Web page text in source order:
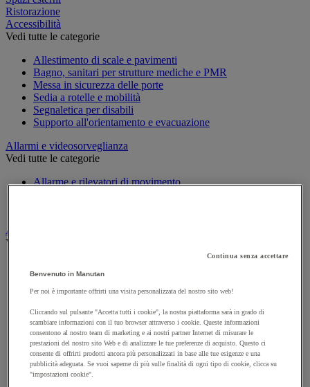
Ristorazione
Accessibilità
Vedi tutte le categorie
Allestimento di scale e pavimenti
Bagno, sanitari per strutture mediche e PMR
Messa in sicurezza delle porte
Sedia a rotelle e mobilità
Segnaletica per disabili
Supporto all'orientamento e evacuazione
Allarmi e videosorveglianza
Vedi tutte le categorie
Allarme e rilevatori di movimento
Armadio di sicurezza e stoccaggio per materiali pericolosi
Vedi tutte le categorie
Armadio di sicurezza
Armadio multirischio
Armadio per prodotti corrosivi
Armadio per prodotti fitosanitari
Armadio per prodotti infiammabili
Armadio per prodotti tossici
Casse di ventilazione e filtri
Contenitore di sicurezza
Continua senza accettare
Benvenuto in Manutan
Per noi è importante offrirti una visita personalizzata del nostro sito web!
Cliccando sul pulsante "Accetta tutti i cookie", la nostra piattaforma sarà in grado di
scambiare informazioni con il tuo browser attraverso i cookie. Queste informazioni
consentono al nostro team di marketing e ai nostri partner Internet di misurare le
prestazioni del nostro sito Web e di analizzare le tue preferenze di acquisto. Questo ci
consente di offrirti prodotti ancora più personalizzati in base alle tue esigenze e una
pubblicità adeguata. Se vuoi saperne di più sulle finalità di ogni tipo di cookie, clicca su
"impostazioni cookie".